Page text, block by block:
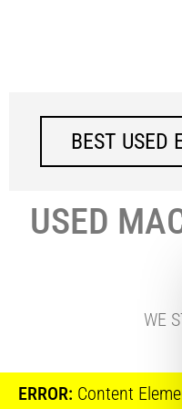
BEST USED
USED
WE
ERROR: Content